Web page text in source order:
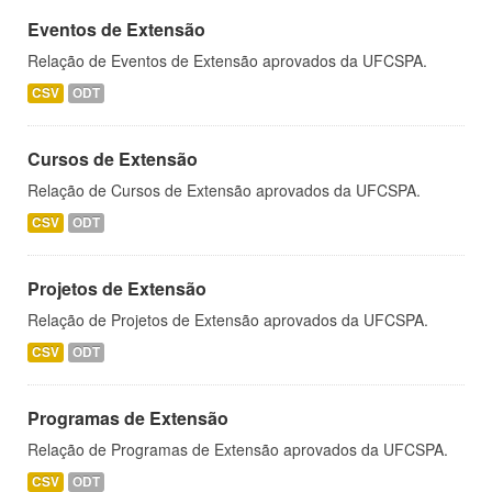
Eventos de Extensão
Relação de Eventos de Extensão aprovados da UFCSPA.
CSV ODT
Cursos de Extensão
Relação de Cursos de Extensão aprovados da UFCSPA.
CSV ODT
Projetos de Extensão
Relação de Projetos de Extensão aprovados da UFCSPA.
CSV ODT
Programas de Extensão
Relação de Programas de Extensão aprovados da UFCSPA.
CSV ODT